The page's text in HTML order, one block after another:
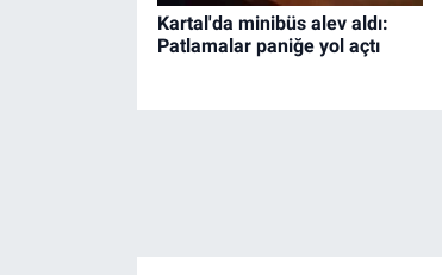
Kartal'da minibüs alev aldı:
Patlamalar paniğe yol açtı